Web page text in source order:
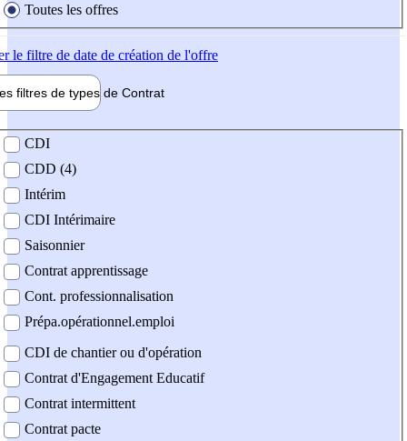
Toutes les offres
le filtre de date de création de l'offre
filtres de types de Contrat
contrat
CDI
CDD (4)
Intérim
CDI Intérimaire
Saisonnier
Contrat apprentissage
Cont. professionnalisation
Prépa.opérationnel.emploi
CDI de chantier ou d'opération
Contrat d'Engagement Educatif
Contrat intermittent
Contrat pacte